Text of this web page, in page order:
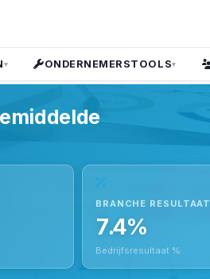
▾ ONDERNEMERSTOOLS▾
BRANCHE RESULTAAT
7.4%
Bedrijfsresultaat %